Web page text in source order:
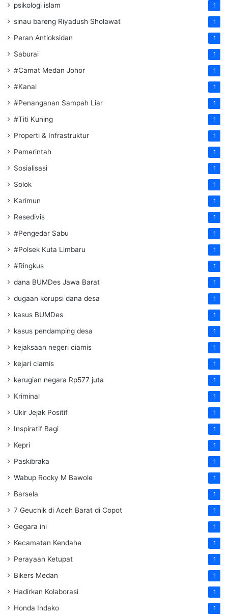
psikologi islam 1
sinau bareng Riyadush Sholawat 1
Peran Antioksidan 1
Saburai 1
#Camat Medan Johor 1
#Kanal 1
#Penanganan Sampah Liar 1
#Titi Kuning 1
Properti & Infrastruktur 1
Pemerintah 1
Sosialisasi 1
Solok 1
Karimun 1
Resedivis 1
#Pengedar Sabu 1
#Polsek Kuta Limbaru 1
#Ringkus 1
dana BUMDes Jawa Barat 1
dugaan korupsi dana desa 1
kasus BUMDes 1
kasus pendamping desa 1
kejaksaan negeri ciamis 1
kejari ciamis 1
kerugian negara Rp577 juta 1
Kriminal 1
Ukir Jejak Positif 1
Inspiratif Bagi 1
Kepri 1
Paskibraka 1
Wabup Rocky M Bawole 1
Barsela 1
7 Geuchik di Aceh Barat di Copot 1
Gegara ini 1
Kecamatan Kendahe 1
Perayaan Ketupat 1
Bikers Medan 1
Hadirkan Kolaborasi 1
Honda Indako 1